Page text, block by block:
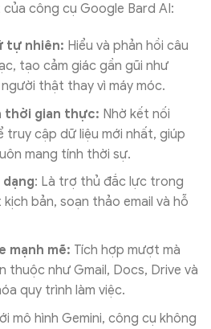
công cụ Google Bard AI:
tự nhiên: Hiểu và phản hồi câu
tạo cảm giác gần gũi như
thật thay vì máy móc.
thời gian thực: Nhờ kết nối
cập dữ liệu mới nhất, giúp
mang tính thời sự.
: Là trợ thủ đắc lực trong
bản, soạn thảo email và hỗ
mạnh mẽ: Tích hợp mượt mà
thuộc như Gmail, Docs, Drive và
quy trình làm việc.
mô hình Gemini, công cụ không